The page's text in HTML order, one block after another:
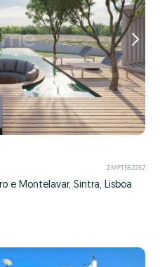
ZMPT552257
e Montelavar, Sintra, Lisboa